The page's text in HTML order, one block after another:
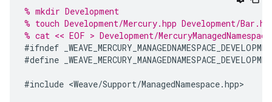
% mkdir Development
% touch Development/Mercury.hpp Development/
% cat << EOF > Development/
#ifndef
#define
#include <Weave/Support/ManagedNamespace.hpp>